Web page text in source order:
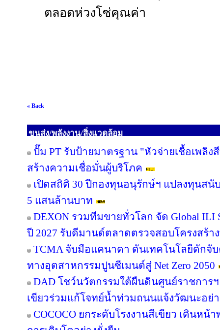
ตลอดห่วงโซ่คุณค่า
« Back
ขนส่ง/พลังงาน/สิ่งแวดล้อม
ปั๊ม PT รับป้ายมาตรฐาน "หัวจ่ายเชื้อเพลิง
สร้างความเชื่อมั่นผู้บริโภค
เปิดสถิติ 30 ปีกองทุนอนุรักษ์ฯ แปลงทุนส
5 แสนล้านบาท
DEXON รวมทีมขายทั่วโลก จัด Global ILI
ปี 2027 รับดีมานด์ตลาดตรวจสอบโครงสร้
TCMA จับมือแคนาดา ดันเทคโนโลยีดักจั
ทางอุตสาหกรรมปูนซีเมนต์สู่ Net Zero 2050
DAD โชว์นวัตกรรมใต้ผืนดินศูนย์ราชการ
เขียวร่วมแก้โจทย์น้ำท่วมถนนแจ้งวัฒนะอย่า
COCOCO ยกระดับโรงงานสีเขียว เดินห